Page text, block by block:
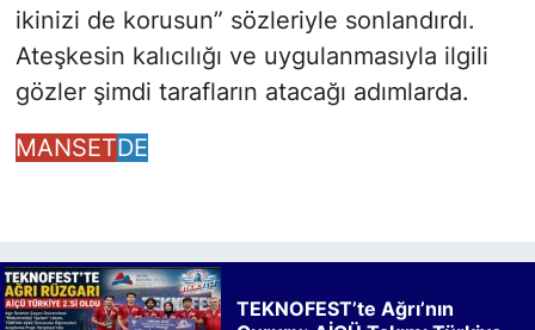
ikinizi de korusun” sözleriyle sonlandırdı.
Ateşkesin kalıcılığı ve uygulanmasıyla ilgili
gözler şimdi tarafların atacağı adımlarda.
MANSETDE
TEKNOFEST’te Ağrı’nın